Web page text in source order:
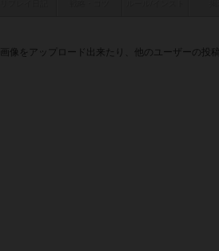
像をアップロード出来たり、他のユーザーの投